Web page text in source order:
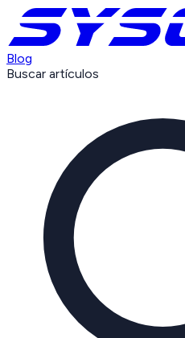
Blog
Buscar artículos